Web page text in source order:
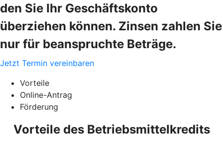
den Sie Ihr Geschäftskonto
überziehen können. Zinsen zahlen Sie
nur für beanspruchte Beträge.
Jetzt Termin vereinbaren
Vorteile
Online-Antrag
Förderung
Vorteile des Betriebsmittelkredits